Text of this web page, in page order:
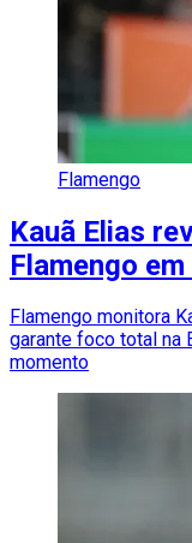
Flamengo
Kauã Elias
Flamengo
Flamengo monitora
garante foco total na
momento